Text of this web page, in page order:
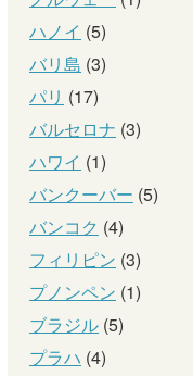
ハノイ (5)
バリ島 (3)
パリ (17)
バルセロナ (3)
ハワイ (1)
バンクーバー (5)
バンコク (4)
フィリピン (3)
プノンペン (1)
ブラジル (5)
プラハ (4)